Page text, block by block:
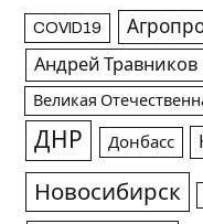
COVID19
Андрей Травников
Великая
ДНР Донбасс
Новосибирск